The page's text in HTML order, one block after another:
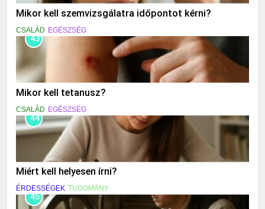
Mikor kell szemvizsgálatra időpontot kérni?
CSALÁD EGÉSZSÉG
43
Mikor kell tetanusz?
CSALÁD EGÉSZSÉG
44
Miért kell helyesen írni?
ÉRDESSÉGEK TUDOMÁNY
45